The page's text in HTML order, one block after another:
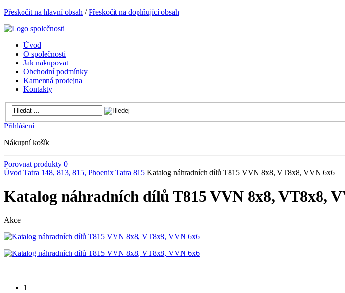
Přeskočit na hlavní obsah /Přeskočit na doplňující obsah
Úvod
O společnosti
Jak nakupovat
Obchodní podmínky
Kamenná prodejna
Kontakty
Přihlášení
Nákupní košík
Porovnat produkty 0
Úvod Tatra 148, 813, 815, Phoenix Tatra 815 Katalog náhradních dílů T815 VVN 8x8, VT8x8, VVN 6x6
Katalog náhradních dílů T815 VVN 8x8, VT8x8,
Akce
1